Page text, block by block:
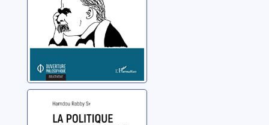
La politique de
l'impossible et